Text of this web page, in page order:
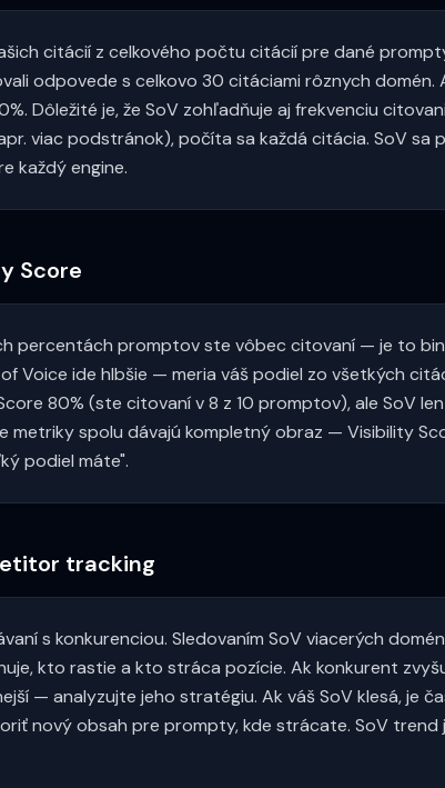
citácií z celkového počtu citácií pre dané
odpovede s celkovo 30 citáciami rôznych domén.
Dôležité je, že SoV zohľadňuje aj frekvenciu
viac podstránok), počíta sa každá citácia. SoV sa
každý engine.
Score
percentách promptov ste vôbec citovaní — je to
Voice ide hlbšie — meria váš podiel zo všetkých
80% (ste citovaní v 8 z 10 promptov), ale SoV
metriky spolu dávajú kompletný obraz — Visibility
podiel máte".
tracking
s konkurenciou. Sledovaním SoV viacerých
kto rastie a kto stráca pozície. Ak konkurent
— analyzujte jeho stratégiu. Ak váš SoV klesá, je
nový obsah pre prompty, kde strácate. SoV trend